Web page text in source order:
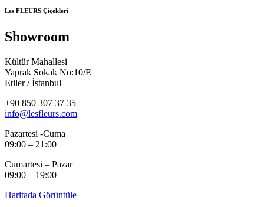
Les FLEURS Çiçekleri
Showroom
Kültür Mahallesi
Yaprak Sokak No:10/E
Etiler / İstanbul
+90 850 307 37 35
info@lesfleurs.com
Pazartesi -Cuma
09:00 – 21:00
Cumartesi – Pazar
09:00 – 19:00
Haritada Görüntüle